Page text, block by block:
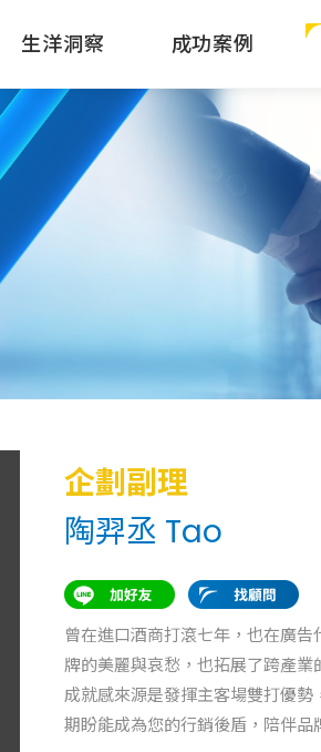
生洋洞察 成功案例
企劃副理
陶羿丞 Tao
曾在進口酒商打滾七年，也在廣
牌的美麗與哀愁，也拓展了跨產業
成就感來源是發揮主客場雙打優勢
期盼能成為您的行銷後盾，陪伴品